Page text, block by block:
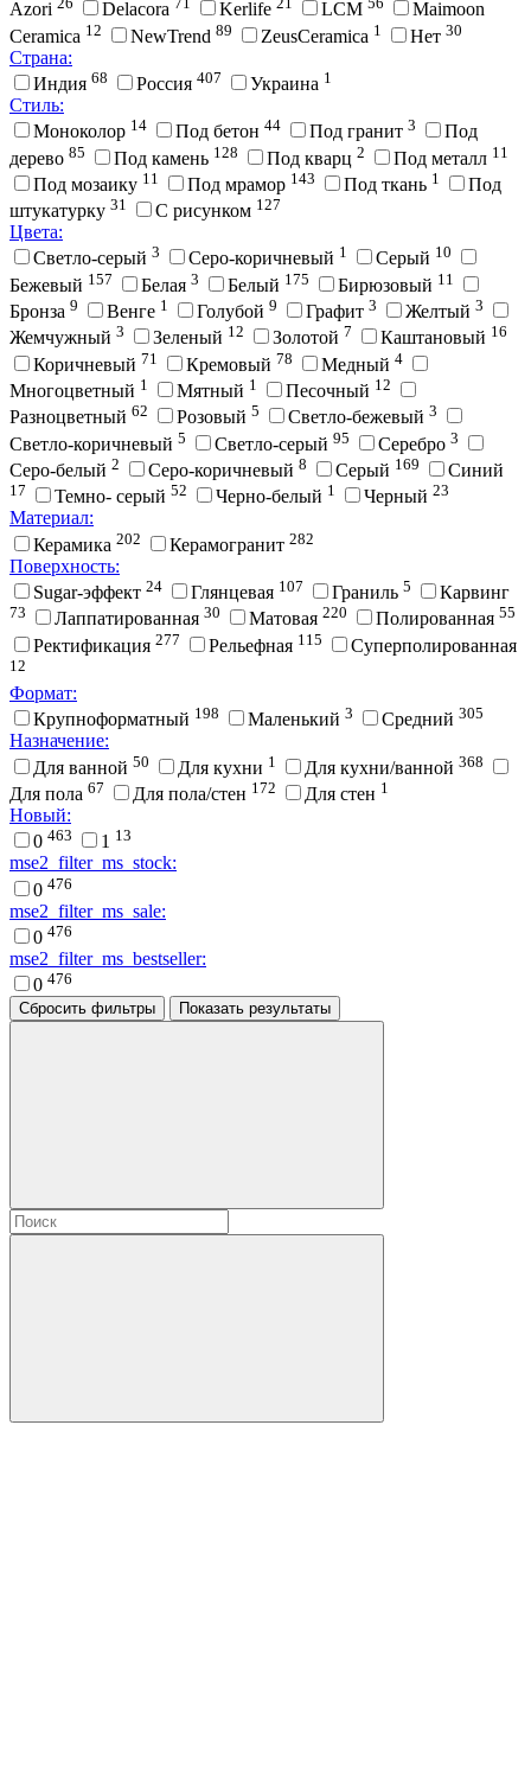
Azori Delacora Kerlife LCM
Maimoon
Ceramica 12 NewTrend 89 ZeusCeramica 1 Нет 30
Страна:
Индия 68 Россия 407 Украина 1
Стиль:
Моноколор 14 Под бетон 44 Под гранит 3
Под
дерево 85 Под камень 128 Под кварц 2 Под металл 11
Под мозаику 11 Под мрамор 143 Под ткань 1
Под
штукатурку 31 С рисунком 127
Цвета:
Cветло-серый 3 Cеро-коричневый 1 Cерый 10
Бежевый 157 Белая 3 Белый 175 Бирюзовый 11
Бронза 9 Венге 1 Голубой 9 Графит 3 Желтый 3
Жемчужный 3 Зеленый 12 Золотой 7 Каштановый 16
Коричневый 71 Кремовый 78 Медный 4
Многоцветный 1 Мятный 1 Песочный 12
Разноцветный 62 Розовый 5 Светло-бежевый 3
Светло-коричневый 5 Светло-серый 95 Серебро 3
Серо-белый 2 Серо-коричневый 8 Серый 169 Синий
17 Темно- серый 52 Черно-белый 1 Черный 23
Материал:
Керамика 202 Керамогранит 282
Поверхность:
Sugar-эффект 24 Глянцевая 107 Граниль 5 Карвинг
73 Лаппатированная 30 Матовая 220 Полированная 55
Ректификация 277 Рельефная 115 Суперполированная
12
Формат:
Крупноформатный 198 Маленький 3 Средний 305
Назначение:
Для ванной 50 Для кухни 1 Для кухни/ванной 368
Для пола 67 Для пола/стен 172 Для стен 1
Новый:
0 463 1 13
mse2_filter_ms_stock:
0 476
mse2_filter_ms_sale:
0 476
mse2_filter_ms_bestseller:
0 476
Сбросить фильтры
Показать результаты